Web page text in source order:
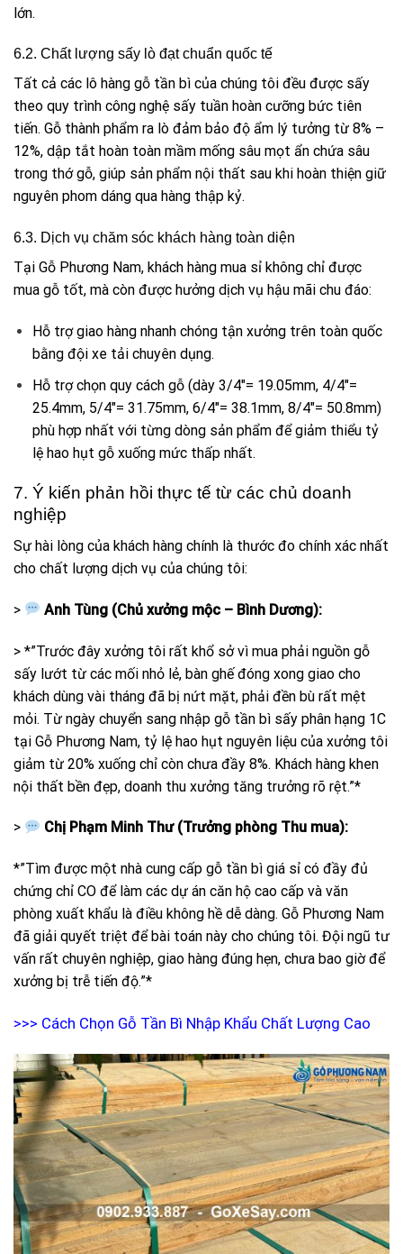
lớn.
6.2. Chất lượng sấy lò đạt chuẩn quốc tế
Tất cả các lô hàng gỗ tần bì của chúng tôi đều được sấy
theo quy trình công nghệ sấy tuần hoàn cưỡng bức tiên
tiến. Gỗ thành phẩm ra lò đảm bảo độ ẩm lý tưởng từ 8% –
12%, dập tắt hoàn toàn mầm mống sâu mọt ẩn chứa sâu
trong thớ gỗ, giúp sản phẩm nội thất sau khi hoàn thiện giữ
nguyên phom dáng qua hàng thập kỷ.
6.3. Dịch vụ chăm sóc khách hàng toàn diện
Tại Gỗ Phương Nam, khách hàng mua sỉ không chỉ được
mua gỗ tốt, mà còn được hưởng dịch vụ hậu mãi chu đáo:
Hỗ trợ giao hàng nhanh chóng tận xưởng trên toàn quốc
bằng đội xe tải chuyên dụng.
Hỗ trợ chọn quy cách gỗ (dày 3/4″= 19.05mm, 4/4″=
25.4mm, 5/4″= 31.75mm, 6/4″= 38.1mm, 8/4″= 50.8mm)
phù hợp nhất với từng dòng sản phẩm để giảm thiểu tỷ
lệ hao hụt gỗ xuống mức thấp nhất.
7. Ý kiến phản hồi thực tế từ các chủ doanh
nghiệp
Sự hài lòng của khách hàng chính là thước đo chính xác nhất
cho chất lượng dịch vụ của chúng tôi:
> Anh Tùng (Chủ xưởng mộc – Bình Dương):
> *”Trước đây xưởng tôi rất khổ sở vì mua phải nguồn gỗ
sấy lướt từ các mối nhỏ lẻ, bàn ghế đóng xong giao cho
khách dùng vài tháng đã bị nứt mặt, phải đền bù rất mệt
mỏi. Từ ngày chuyển sang nhập gỗ tần bì sấy phân hạng 1C
tại Gỗ Phương Nam, tỷ lệ hao hụt nguyên liệu của xưởng tôi
giảm từ 20% xuống chỉ còn chưa đầy 8%. Khách hàng khen
nội thất bền đẹp, doanh thu xưởng tăng trưởng rõ rệt.”*
> Chị Phạm Minh Thư (Trưởng phòng Thu mua):
*”Tìm được một nhà cung cấp gỗ tần bì giá sỉ có đầy đủ
chứng chỉ CO để làm các dự án căn hộ cao cấp và văn
phòng xuất khẩu là điều không hề dễ dàng. Gỗ Phương Nam
đã giải quyết triệt để bài toán này cho chúng tôi. Đội ngũ tư
vấn rất chuyên nghiệp, giao hàng đúng hẹn, chưa bao giờ để
xưởng bị trễ tiến độ.”*
>>> Cách Chọn Gỗ Tần Bì Nhập Khẩu Chất Lượng Cao